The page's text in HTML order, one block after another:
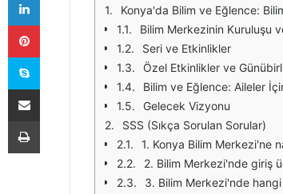
Konya'da Bilim ve Eğlence:
Bilim Merkezinin Kuruluşu
Seri ve Etkinlikler
Özel Etkinlikler ve
Bilim ve Eğlence: Aileler
Gelecek Vizyonu
SSS (Sıkça Sorulan Sorular)
1. Konya Bilim Merkezi'ne
2. Bilim Merkezi'nde giriş
3. Bilim Merkezi'nde
Pinterest
Skype
E-Posta ile paylaş